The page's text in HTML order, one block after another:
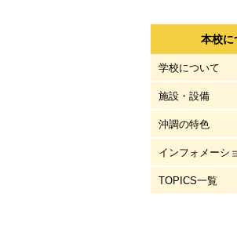
本校に
学校について
施設・設備
沖調の特色
インフォメーシ
TOPICS一覧